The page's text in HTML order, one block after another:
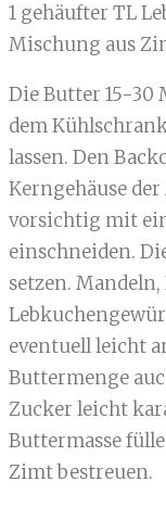
1 gehäufter TL
Mischung aus
Die Butter 15-30
dem
lassen. Den
Kerngehäuse
vorsichtig mit
einschneiden.
setzen.
eventuell leicht
Buttermenge
Zucker leicht
Buttermasse
Zimt bestreuen.